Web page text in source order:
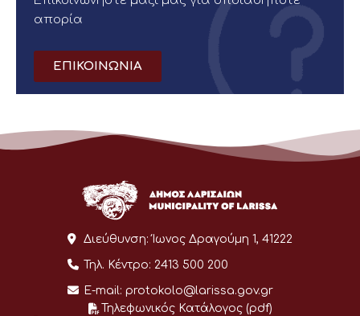
απορία
ΕΠΙΚΟΙΝΩΝΙΑ
Διεύθυνση: Ίωνος Δραγούμη 1, 41222
Τηλ. Κέντρο: 2413 500 200
E-mail: protokolo@larissa.gov.gr
Τηλεφωνικός Κατάλογος (pdf)